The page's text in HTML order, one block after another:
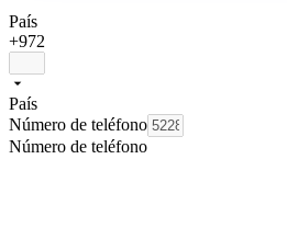
País
+972
País
Número de teléfono
Número de teléfono